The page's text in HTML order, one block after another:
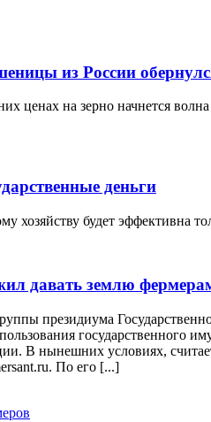
из России
ценах на зерно начнется
деньги
хозяйству будет эффективна
давать землю
президиума
государственного
В нынешних условиях,
По его [...]